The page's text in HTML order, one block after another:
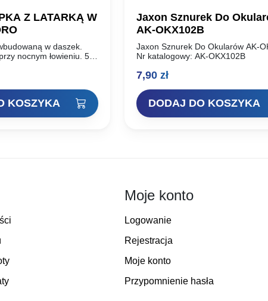
Z LATARKĄ W
w daszek.
nocnym łowieniu. 5
– uj-czx01b
KOSZYKA
Jaxon Sznurek Do
AK-OKX102B
Jaxon Sznurek Do Okularów AK-
Nr katalogowy: AK-OKX102B
7,90 zł
DODAJ DO KOSZYKA
Moje konto
Logowanie
Rejestracja
Moje konto
Przypomnienie hasła